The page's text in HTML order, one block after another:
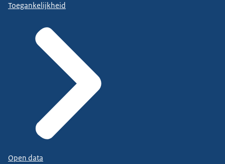
Toegankelijkheid
Open data